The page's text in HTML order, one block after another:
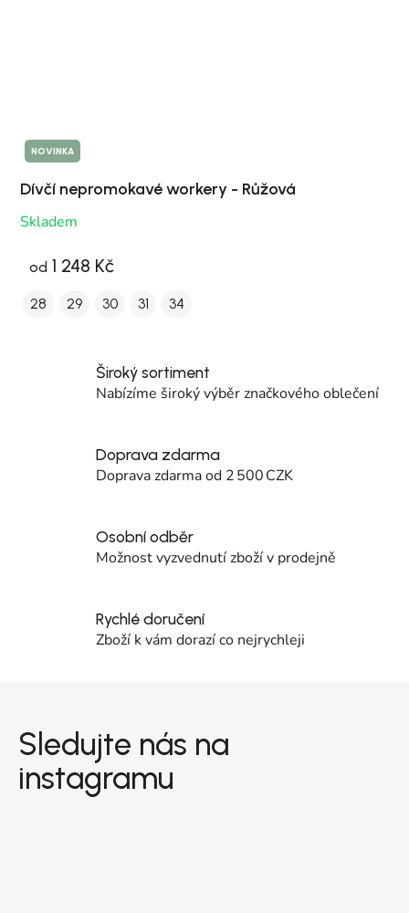
NOVINKA
Dívčí nepromokavé workery - Růžová
Skladem
od 1 248 Kč
28 29 30 31 34
Široký sortiment
Nabízíme široký výběr značkového oblečení
Doprava zdarma
Doprava zdarma od 2 500 CZK
Osobní odběr
Možnost vyzvednutí zboží v prodejně
Rychlé doručení
Zboží k vám dorazí co nejrychleji
Sledujte nás na
instagramu